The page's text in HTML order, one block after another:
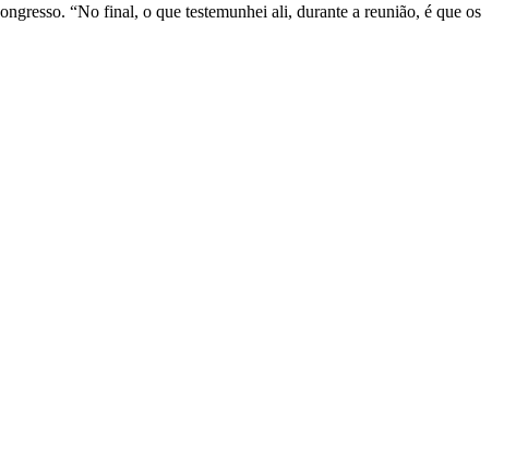
“No final, o que testemunhei ali, durante a reunião, é que os